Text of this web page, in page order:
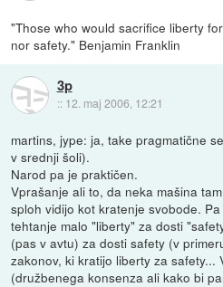
"Those who would sacrifice liberty
nor safety." Benjamin Franklin
3p
:: 12. maj 2006, 12:21
martins, jype: ja, take pragmatične
v srednji šoli).
Narod pa je praktičen.
Vprašanje ali to, da neka mašina
sploh vidijo kot kratenje svobode.
tehtanje malo "liberty" za dosti
(pas v avtu) za dosti safety (v
zakonov, ki kratijo liberty za safety...
(družbenega konsenza ali kako bi